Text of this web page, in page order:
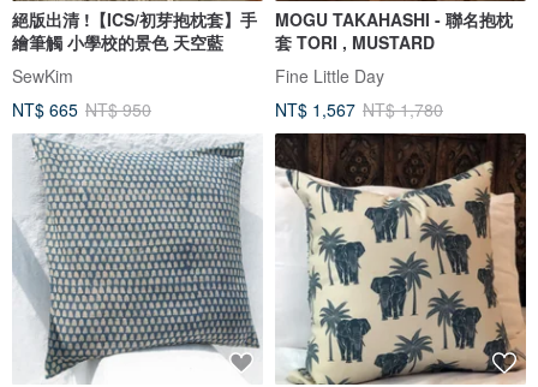
絕版出清 !【ICS/初芽抱枕套】手
繪筆觸 小學校的景色 天空藍
SewKim
NT$ 665 NT$ 950
MOGU TAKAHASHI - 聯名抱枕
套 TORI , MUSTARD
Fine Little Day
NT$ 1,567 NT$ 1,780